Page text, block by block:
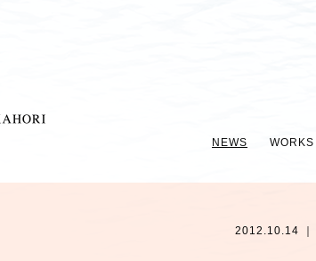
NEWS WORKS
2012.10.14 ｜